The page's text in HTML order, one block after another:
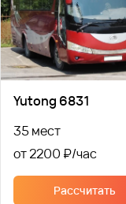
Yutong 6831
35 мест
от 2200 ₽
Рассчитать